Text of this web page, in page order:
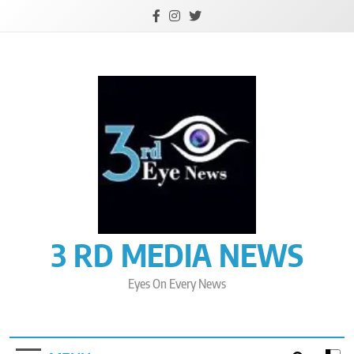
3 RD MEDIA NEWS
Eyes On Every News